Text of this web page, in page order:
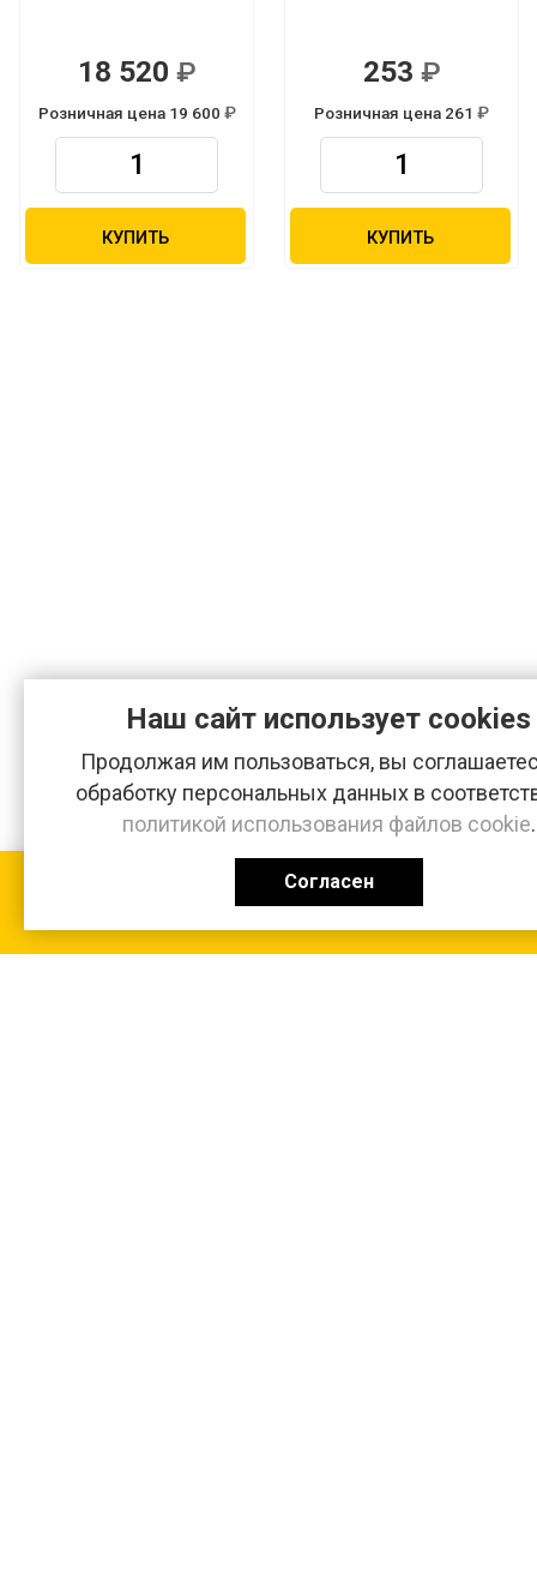
18 520
Розничная цена 19 600
КУПИТЬ
253
Розничная цена 261
КУПИТЬ
Р
Р Р
Наш сайт использует cookies
Продолжая им пользоваться, вы
обработку персональных данных в
политикой использования файлов cookie.
Согласен